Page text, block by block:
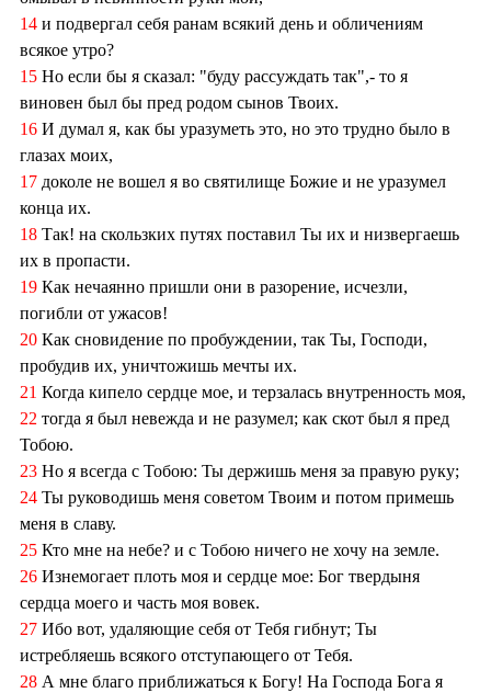
14 и подвергал себя ранам всякий день и обличениям
всякое утро?
15 Но если бы я сказал: "буду рассуждать так",- то я
виновен был бы пред родом сынов Твоих.
16 И думал я, как бы уразуметь это, но это трудно было в
глазах моих,
17 доколе не вошел я во святилище Божие и не уразумел
конца их.
18 Так! на скользких путях поставил Ты их и низвергаешь
их в пропасти.
19 Как нечаянно пришли они в разорение, исчезли,
погибли от ужасов!
20 Как сновидение по пробуждении, так Ты, Господи,
пробудив их, уничтожишь мечты их.
21 Когда кипело сердце мое, и терзалась внутренность моя,
22 тогда я был невежда и не разумел; как скот был я пред
Тобою.
23 Но я всегда с Тобою: Ты держишь меня за правую руку;
24 Ты руководишь меня советом Твоим и потом примешь
меня в славу.
25 Кто мне на небе? и с Тобою ничего не хочу на земле.
26 Изнемогает плоть моя и сердце мое: Бог твердыня
сердца моего и часть моя вовек.
27 Ибо вот, удаляющие себя от Тебя гибнут; Ты
истребляешь всякого отступающего от Тебя.
28 А мне благо приближаться к Богу! На Господа Бога я